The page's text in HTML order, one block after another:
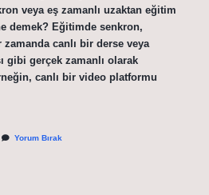
veya eş zamanlı uzaktan eğitim
demek? Eğitimde senkron,
zamanda canlı bir derse veya
gibi gerçek zamanlı olarak
canlı bir video platformu
Yorum Bırak